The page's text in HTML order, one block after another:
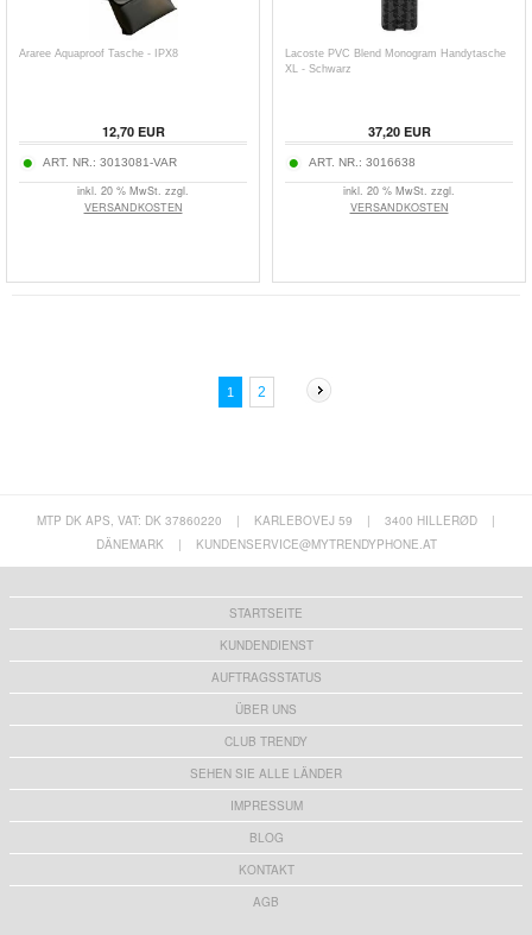
Araree Aquaproof Tasche - IPX8
12,70EUR
ART. NR.: 3013081-VAR
inkl. 20 % MwSt. zzgl.
VERSANDKOSTEN
Lacoste PVC Blend Monogram Handytasche
XL - Schwarz
37,20EUR
ART. NR.: 3016638
inkl. 20 % MwSt. zzgl.
VERSANDKOSTEN
1 2
MTP DK APS, VAT: DK 37860220 | KARLEBOVEJ 59 | 3400 HILLERØD
|
DÄNEMARK
| KUNDENSERVICE@MYTRENDYPHONE.AT
STARTSEITE
KUNDENDIENST
AUFTRAGSSTATUS
ÜBER UNS
CLUB TRENDY
SEHEN SIE ALLE LÄNDER
IMPRESSUM
BLOG
KONTAKT
AGB